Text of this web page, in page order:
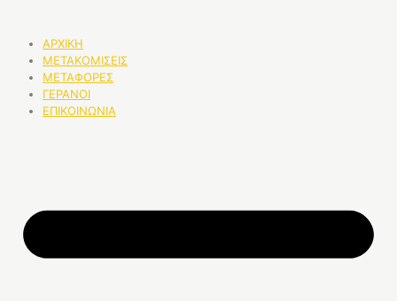
ΑΡΧΙΚΗ
ΜΕΤΑΚΟΜΙΣΕΙΣ
ΜΕΤΑΦΟΡΕΣ
ΓΕΡΑΝΟΙ
ΕΠΙΚΟΙΝΩΝΙΑ